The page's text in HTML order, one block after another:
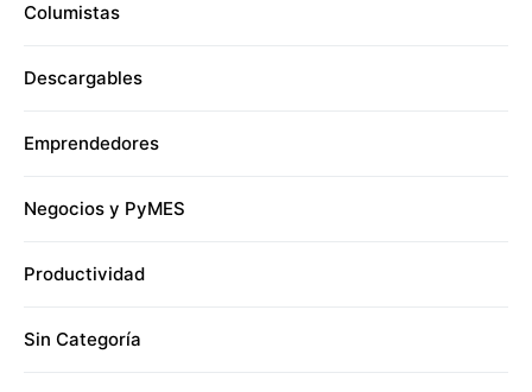
Columistas
Descargables
Emprendedores
Negocios y PyMES
Productividad
Sin Categoría